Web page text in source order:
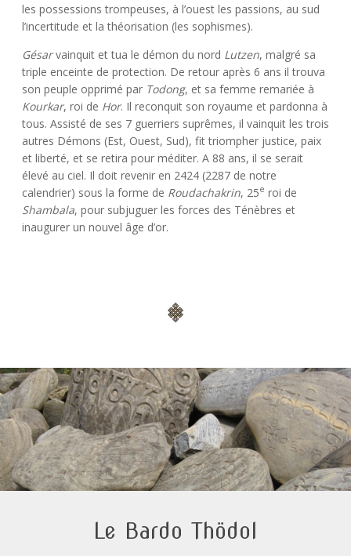
les possessions trompeuses, à l’ouest les passions, au sud
l’incertitude et la théorisation (les sophismes).
Gésarvainquit et tua le démon du nord Lutzen, malgré sa
triple enceinte de protection. De retour après 6 ans il trouva
son peuple opprimé par Todong, et sa femme remariée à
Kourkar, roi de Hor. Il reconquit son royaume et pardonna à
tous. Assisté de ses 7 guerriers suprêmes, il vainquit les trois
autres Démons (Est, Ouest, Sud), fit triompher justice, paix
et liberté, et se retira pour méditer. A 88 ans, il se serait
élevé au ciel. Il doit revenir en 2424 (2287 de notre
calendrier) sous la forme de Roudachakrin, 25e roi de
Shambala, pour subjuguer les forces des Ténèbres et
inaugurer un nouvel âge d’or.
Le Bardo Thödol